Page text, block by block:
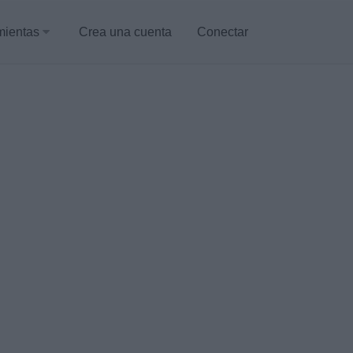
Crea una cuenta Conectar